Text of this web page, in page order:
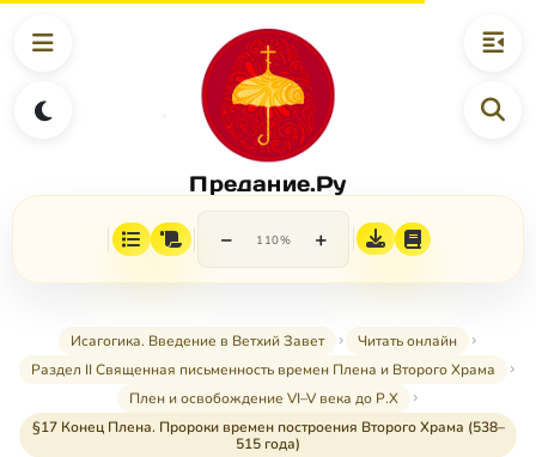
Предание.Ру
− 110% +
Исагогика. Введение в Ветхий Завет
Читать онлайн
Раздел II Священная письменность времен Плена и Второго Храма
Плен и освобождение VI–V века до Р.Х
§17 Конец Плена. Пророки времен построения Второго Храма (538–
515 года)